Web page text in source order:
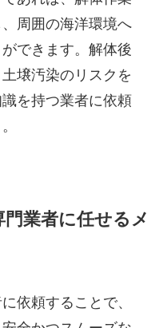
周囲の海洋環境へ
できます。解体後
壌汚染のリスクを
を持つ業者に依頼
業者に任せるメ
依頼することで、